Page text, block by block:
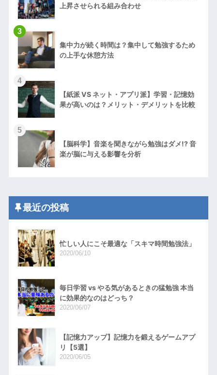
上昇させられる組み合わせ
3
集中力が続く時間は？集中して勉強するため
の上手な休憩方法
4
【紙派 VS ネット・アプリ派】学習・記憶効
果が高いのは？メリット・デメリットを比較
5
【脳科学】音楽を聞きながら勉強はダメ!? 音
楽が脳に与える影響を分析
最近の投稿
忙しい人にこそ最適な「スキマ時間勉強法」
2020/06/10
毎日学習 vs やる気があるときの猛勉強 本当
に効果的なのはどっち？
2020/06/07
【記憶力アップ】記憶力を鍛えるゲームアプ
リ【5選】
2020/06/05